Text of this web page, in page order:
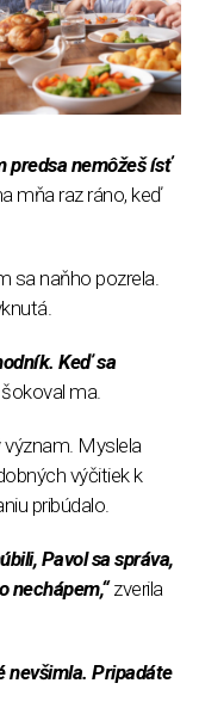
predsa nemôžeš ísť
mňa raz ráno, keď
sa naňho pozrela.
Keď sa
šokoval ma.
Myslela
výčitiek k
pribúdalo.
Pavol sa správa,
nechápem,“zverila
nevšimla. Pripadáte